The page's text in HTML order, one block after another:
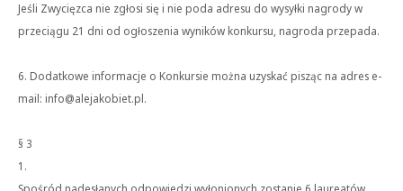
Jeśli Zwycięzca nie zgłosi się i nie poda adresu do wysyłki nagrody w
przeciągu 21 dni od ogłoszenia wyników konkursu, nagroda przepada.
6. Dodatkowe informacje o Konkursie można uzyskać pisząc na adres e-
mail: info@alejakobiet.pl.
§ 3
1.